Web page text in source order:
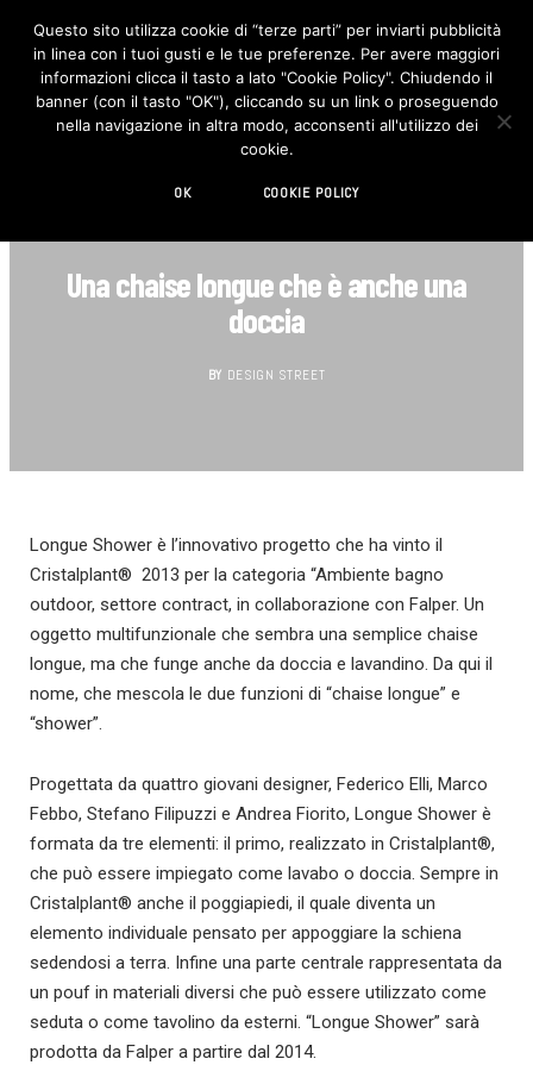
F
c
e
b
o
I
n
s
t
Una chaise longue che è anche una
doccia
BY DESIGN STREET
Longue Shower è l’innovativo progetto che ha vinto il
Cristalplant® 2013 per la categoria “Ambiente bagno
outdoor, settore contract, in collaborazione con Falper. Un
oggetto multifunzionale che sembra una semplice chaise
longue, ma che funge anche da doccia e lavandino. Da qui il
nome, che mescola le due funzioni di “chaise longue” e
“shower”.
Progettata da quattro giovani designer, Federico Elli, Marco
Febbo, Stefano Filipuzzi e Andrea Fiorito, Longue Shower è
formata da tre elementi: il primo, realizzato in Cristalplant®,
che può essere impiegato come lavabo o doccia. Sempre in
Cristalplant® anche il poggiapiedi, il quale diventa un
elemento individuale pensato per appoggiare la schiena
sedendosi a terra. Infine una parte centrale rappresentata da
un pouf in materiali diversi che può essere utilizzato come
seduta o come tavolino da esterni. “Longue Shower” sarà
prodotta da Falper a partire dal 2014.
Questo sito utilizza cookie di “terze parti” per inviarti pubblicità
in linea con i tuoi gusti e le tue preferenze. Per avere maggiori
informazioni clicca il tasto a lato "Cookie Policy". Chiudendo il
banner (con il tasto "OK"), cliccando su un link o proseguendo
nella navigazione in altra modo, acconsenti all'utilizzo dei
cookie.
OK COOKIE POLICY